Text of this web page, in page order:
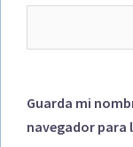
Guarda mi
navegador para